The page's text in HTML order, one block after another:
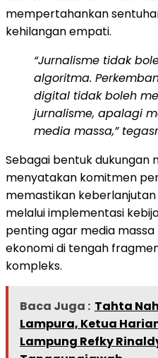
mempertahankan
kehilangan empati.
“Jurnalisme tidak
algoritma.
digital tidak boleh
jurnalisme, apalagi
media massa,”
​Sebagai bentuk dukungan
menyatakan komitmen
memastikan
melalui implementasi
penting agar media
ekonomi di tengah
kompleks.
Baca Juga : Tahta
Lampura, Ketua
Lampung Refky